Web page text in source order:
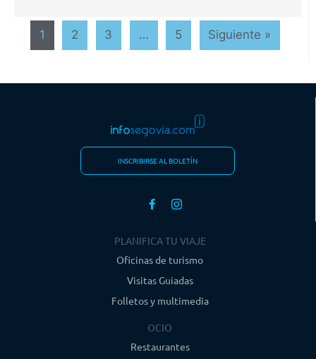
1 2 3 … 5 Siguiente »
INSCRIBIRSE AL BOLETÍN
PLANIFICA TU VIAJE
Oficinas de turismo
Visitas Guiadas
Folletos y multimedia
OCIO
Restaurantes